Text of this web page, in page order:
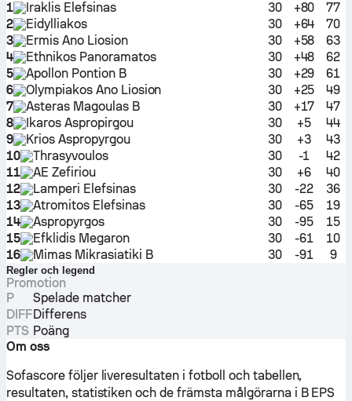
1 Iraklis Elefsinas 30 +80
77
2
Eidylliakos 30 +64
70
3
Ermis Ano Liosion 30 +58
63
4
Ethnikos Panoramatos 30 +48
62
5
Apollon Pontion B 30 +29
61
6
Olympiakos Ano Liosion 30 +25
49
7
Asteras Magoulas B 30 +17
47
8
Ikaros Aspropirgou 30 +5
44
9
Krios Aspropyrgou 30 +3
43
10
Thrasyvoulos 30 -1
42
11
AE Zefiriou 30 +6
40
12
Lamperi Elefsinas 30 -22
36
13
Atromitos Elefsinas 30 -65
19
14
Aspropyrgos 30 -95
15
15
Efklidis Megaron 30 -61
10
16
Mimas Mikrasiatiki B 30 -91 9
Regler och legend
Promotion
P
Spelade matcher
DIFFDifferens
PTS Poäng
Om oss
Sofascore följer liveresultaten i fotboll och tabellen,
resultaten, statistiken och de främsta målgörarna i B EPS